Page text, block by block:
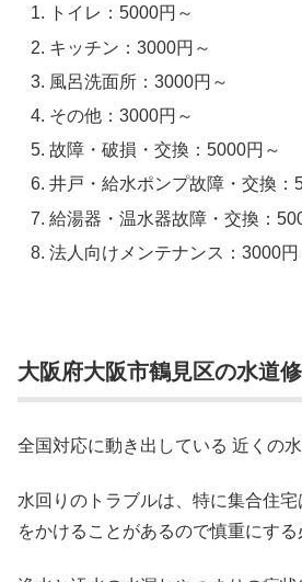
トイレ：5000円～
キッチン：3000円～
風呂洗面所：3000円～
その他：3000円～
故障・破損・交換：5000円～
井戸・給水ポンプ故障・交換：
給湯器・温水器故障・交換：
法人向けメンテナンス：3000円
大阪府大阪市鶴見区の水道
全国対応に動き出している 近くの水
水回りのトラブルは、特に集合住
をかけることがあるので慎重にする